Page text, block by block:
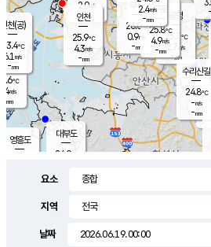
의도
℃
m/s
mm
영흥도
1.9m/s
대부도
24.0
2.0m/s
-mm
광명
25.7 ℃
2.7 m/s
-mm
부천
26.0℃
0.9m/s
-mm
구로
25.8℃
4.9m/s
-mm
수리산길
24.8℃
-m/s
-mm
인천(공)
23.4℃
6.1 m/s
-mm
2.4m/s
-mm
인천
25.9℃
4.3m/s
-mm
-
요소
지역
날짜